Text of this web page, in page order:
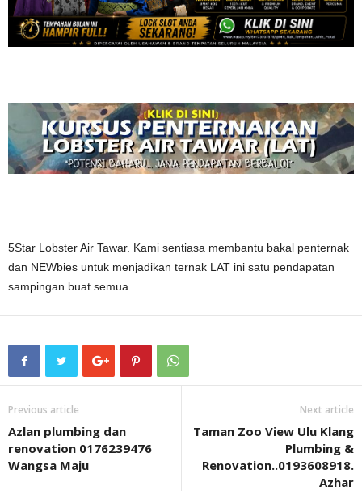
5Star Lobster Air Tawar. Kami sentiasa membantu bakal penternak
dan NEWbies untuk menjadikan ternak LAT ini satu pendapatan
sampingan buat semua.
Previous article
Azlan plumbing dan
renovation 0176239476
Wangsa Maju
Next article
Taman Zoo View Ulu Klang
Plumbing &
Renovation..0193608918.
Azhar